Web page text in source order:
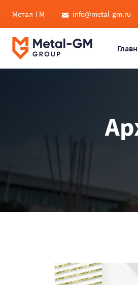
Метал-ГМ info@metal-gm.ru